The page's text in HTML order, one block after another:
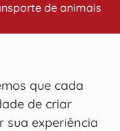
de animais
que cada
de criar
sua experiência